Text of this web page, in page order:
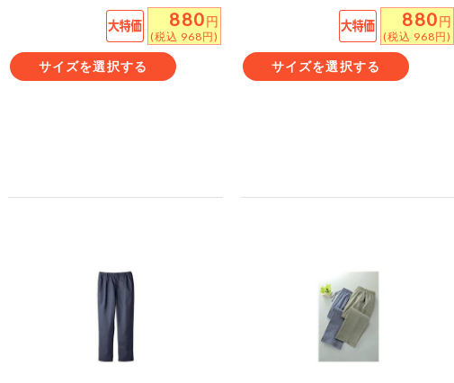
880円
(税込 968円)
サイズを選択する
880円
(税込 968円)
サイズを選択する